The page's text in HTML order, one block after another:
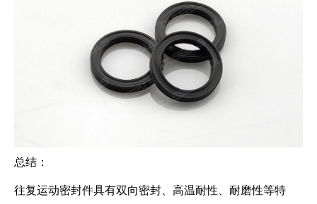
总结：
往复运动密封件具有双向密封、高温耐性、耐磨性等特